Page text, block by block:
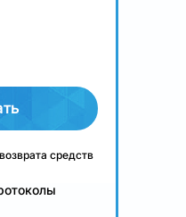
средств